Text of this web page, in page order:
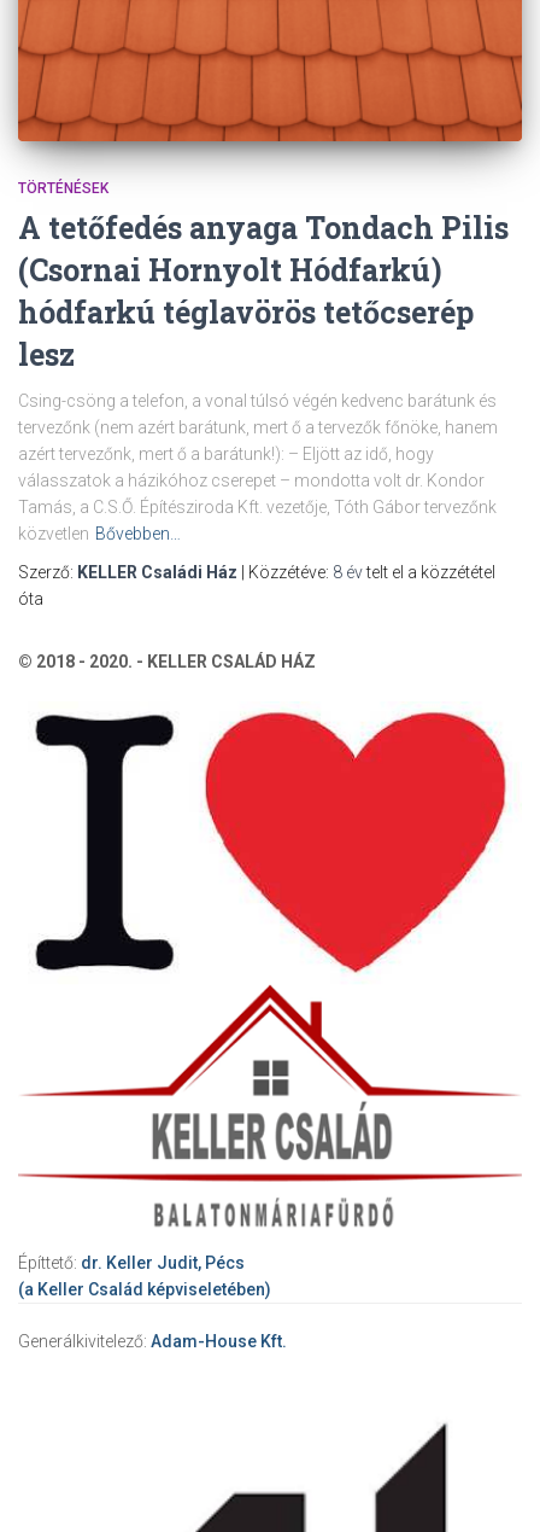
TÖRTÉNÉSEK
A tetőfedés anyaga Tondach Pilis
(Csornai Hornyolt Hódfarkú)
hódfarkú téglavörös tetőcserép
lesz
Csing-csöng a telefon, a vonal túlsó végén kedvenc barátunk és
tervezőnk (nem azért barátunk, mert ő a tervezők főnöke, hanem
azért tervezőnk, mert ő a barátunk!): – Eljött az idő, hogy
válasszatok a házikóhoz cserepet – mondotta volt dr. Kondor
Tamás, a C.S.Ő. Építésziroda Kft. vezetője, Tóth Gábor tervezőnk
közvetlen Bővebben…
Szerző: KELLER Családi Ház | Közzétéve: 8 évtelt el a közzététel
óta
© 2018 - 2020. - KELLER CSALÁD HÁZ
Építtető: dr. Keller Judit, Pécs
(a Keller Család képviseletében)
Generálkivitelező: Adam-House Kft.